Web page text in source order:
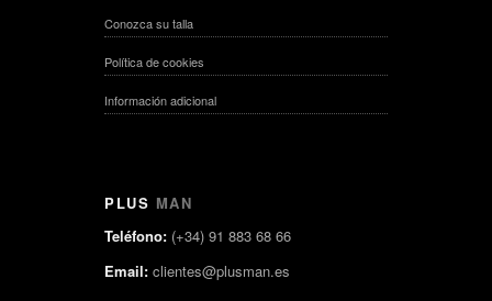
Conozca su talla
Política de cookies
Información adicional
PLUS MAN
Teléfono: (+34) 91 883 68 66
Email: clientes@plusman.es